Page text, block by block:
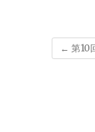
← 第10